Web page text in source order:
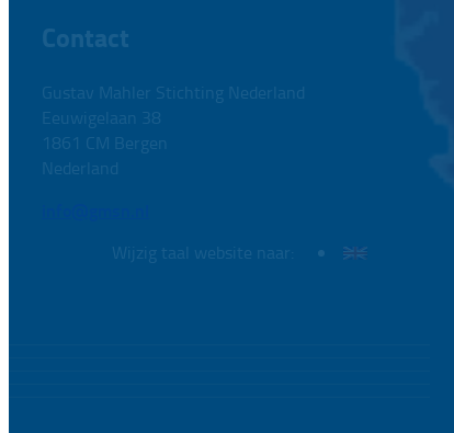
Contact
Gustav Mahler Stichting Nederland
Eeuwigelaan 38
1861 CM Bergen
Nederland
Wijzig taal website naar: